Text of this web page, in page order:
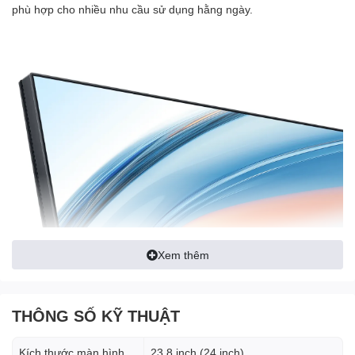
phù hợp cho nhiều nhu cầu sử dụng hằng ngày.
Xem thêm
THÔNG SỐ KỸ THUẬT